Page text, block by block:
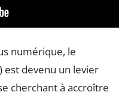
numérique, le
est devenu un levier
cherchant à accroître